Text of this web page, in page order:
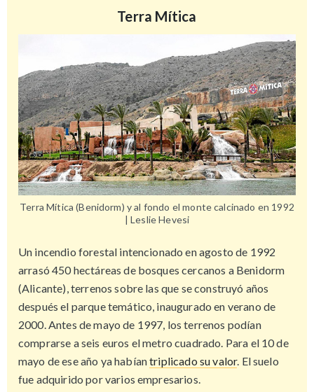
Terra Mítica
Terra Mítica (Benidorm) y al fondo el monte calcinado en 1992
| Leslie Hevesi
Un incendio forestal intencionado en agosto de 1992
arrasó 450 hectáreas de bosques cercanos a Benidorm
(Alicante), terrenos sobre las que se construyó años
después el parque temático, inaugurado en verano de
2000. Antes de mayo de 1997, los terrenos podían
comprarse a seis euros el metro cuadrado. Para el 10 de
mayo de ese año ya habíantriplicado su valor. El suelo
fue adquirido por varios empresarios.